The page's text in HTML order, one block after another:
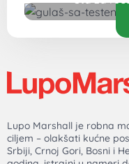
Lupo Marshall je robna
ciljem – olakšati kućne
Srbiji, Crnoj Gori, Bosni i